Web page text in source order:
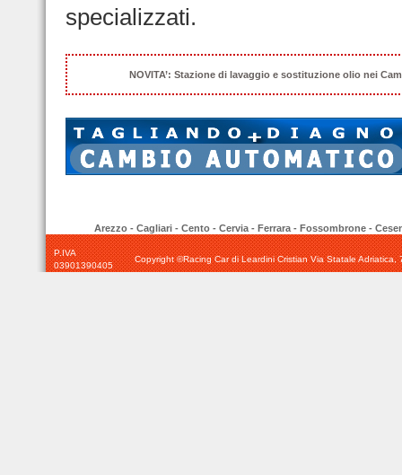
specializzati.
NOVITA’: Stazione di lavaggio e sostituzione olio nei
Arezzo - Cagliari - Cento - Cervia - Ferrara - Fossombrone -
P.IVA
03901390405
Copyright ©Racing Car di Leardini Cristian Via Statale